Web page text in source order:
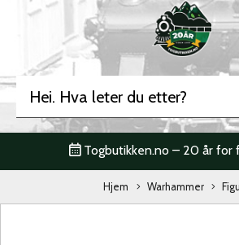
Togbutikken.no – 20 år for
Hjem Warhammer